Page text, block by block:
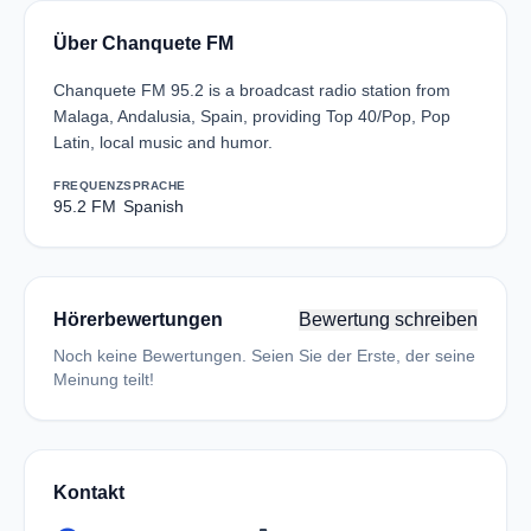
Über Chanquete FM
Chanquete FM 95.2 is a broadcast radio station from
Malaga, Andalusia, Spain, providing Top 40/Pop, Pop
Latin, local music and humor.
FREQUENZ
95.2 FM
SPRACHE
Spanish
Hörerbewertungen Bewertung schreiben
Noch keine Bewertungen. Seien Sie der Erste, der seine
Meinung teilt!
Kontakt